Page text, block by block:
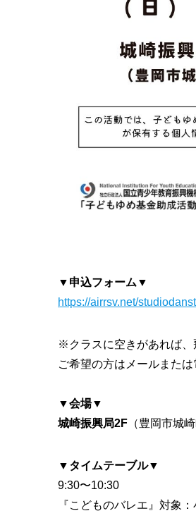
▼申込フォーム▼
https://airrsv.net/
※クラスに空きがあれば、
ご希望の方はメールまた
▼会場▼
城崎振興局2F （豊岡市城
▼ タイムテーブル▼
9:30〜10:30
『こどものバレエ』対象